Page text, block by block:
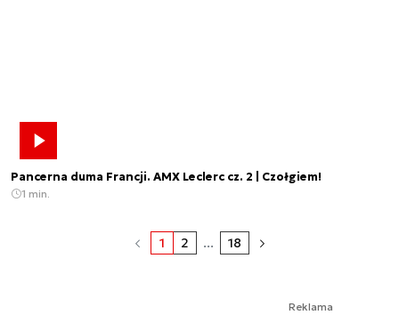
Pancerna duma Francji. AMX Leclerc cz. 2 | Czołgiem!
1 min.
1 2 ... 18
Reklama